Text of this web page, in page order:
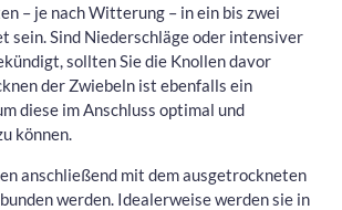
– je nach Witterung – in ein bis zwei
sein. Sind Niederschläge oder intensiver
sollten Sie die Knollen davor
der Zwiebeln ist ebenfalls ein
diese im Anschluss optimal und
können.
anschließend mit dem ausgetrockneten
werden. Idealerweise werden sie in